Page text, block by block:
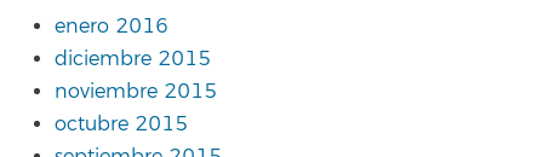
enero 2016
diciembre 2015
noviembre 2015
octubre 2015